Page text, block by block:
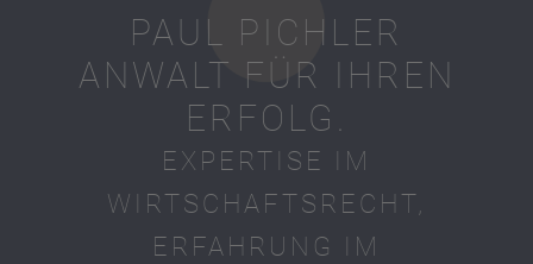
PAUL PICHLER
ANWALT FÜR IHREN
ERFOLG.
EXPERTISE IM
WIRTSCHAFTSRECHT,
ERFAHRUNG IM